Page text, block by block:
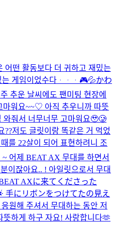
어떤 활동보다 더 귀하고 재밌는
는 게임이었수다ᆞᆞᆞ🎮​💦​かわ
추운 날씨에도 팬미팅 현장에
마워요~~♡ 아직 추우니까 따뜻
와줘서 너무너무 고마워요🥹🥲
저도 글릿이랑 똑같은 거 먹었
를 22살이 되어 표현하려니 조
~ 어제 BEAT AX 무대를 하면서
이잖아요.. ! 아일릿으로서 무대
AXに来てくださった
にリボンをつけてたの見え
원해 주셔서 무대하는 동안 저
하게 하구 자요! 사랑합니다🫶